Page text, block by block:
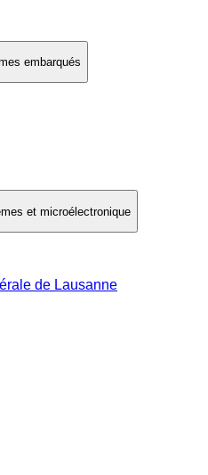
embarqués
et microélectronique